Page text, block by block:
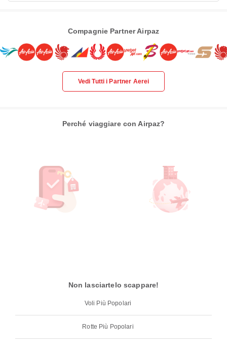
Compagnie Partner Airpaz
Vedi Tutti i Partner Aerei
Perché viaggiare con Airpaz?
Non lasciartelo scappare!
Voli Più Popolari
Rotte Più Popolari